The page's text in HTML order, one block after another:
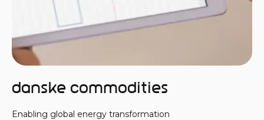
Danske Commodities
Enabling global energy transformation